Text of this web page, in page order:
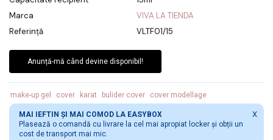
Marca
VIVA LA TIENDA
Referință
VLTF01/15
Anunță-mă când devine disponibil!
make-up gel cover karat bulider cover cover modellage
MAI IEFTIN ȘI MAI COMOD LA EASYBOX
Plasează o comandă cu livrare la cel mai apropiat locker și obții un
cost de transport mai mic.
X